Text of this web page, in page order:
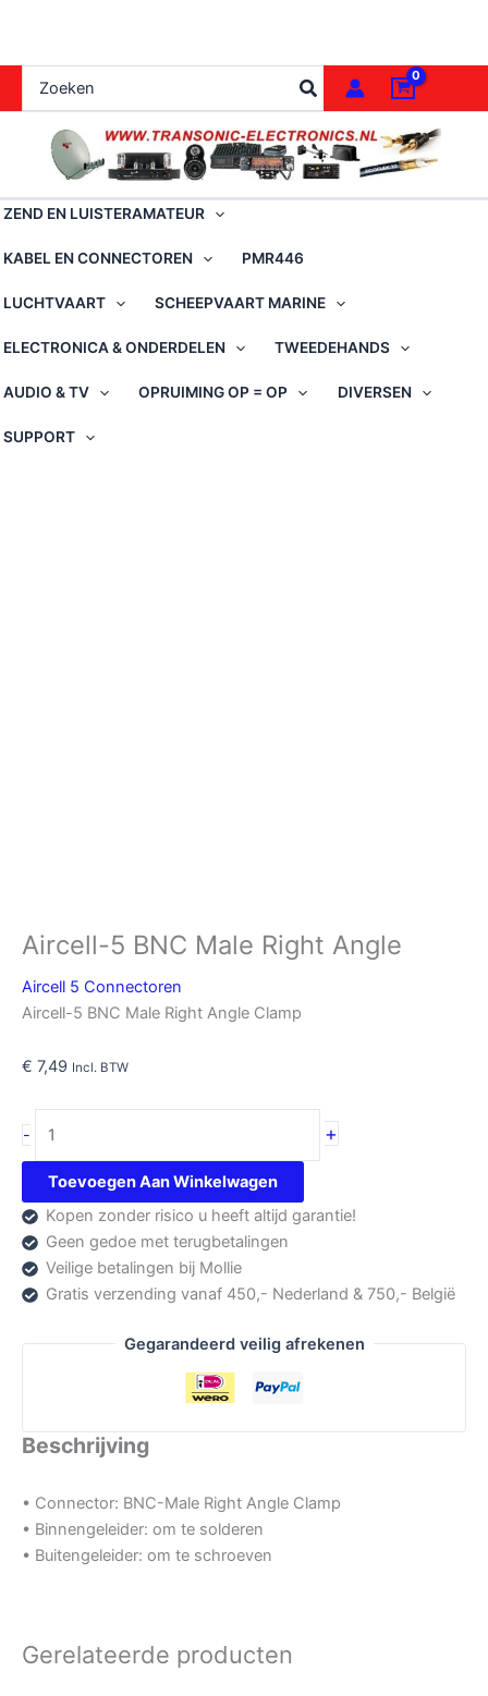
de
inhoud
naar:
ZEND EN LUISTERAMATEUR
KABEL EN CONNECTOREN PMR446
LUCHTVAART SCHEEPVAART MARINE
ELECTRONICA & ONDERDELEN TWEEDEHANDS
AUDIO & TV OPRUIMING OP = OP DIVERSEN
SUPPORT
Aircell-5 BNC Male Right Angle
Aircell 5 Connectoren
Aircell-5 BNC Male Right Angle Clamp
€ 7,49 Incl. BTW
-
BNC
Male
Right
Angle
aantal
+
Toevoegen Aan Winkelwagen
Kopen zonder risico u heeft altijd garantie!
Geen gedoe met terugbetalingen
Veilige betalingen bij Mollie
Gratis verzending vanaf 450,- Nederland & 750,- België
Gegarandeerd veilig afrekenen
Beschrijving
• Connector: BNC-Male Right Angle Clamp
• Binnengeleider: om te solderen
• Buitengeleider: om te schroeven
Gerelateerde producten